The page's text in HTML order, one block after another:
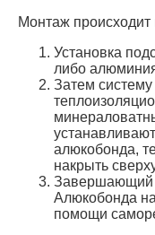
Монтаж происходит
Установка
либо
Затем систему
алюкобонда,
накрыть
Завершающий
Алюкобонда
помощи